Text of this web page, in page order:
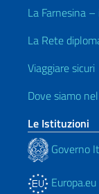
La Farnesina –
La Rete
Viaggiare sicuri
Dove siamo
Le Istituzioni
Governo
Europa.eu